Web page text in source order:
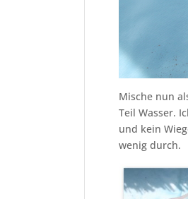
Mische nun
Teil Wasser.
und kein
wenig durch.